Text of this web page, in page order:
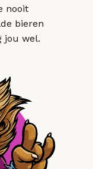
nooit
bieren
jou wel.